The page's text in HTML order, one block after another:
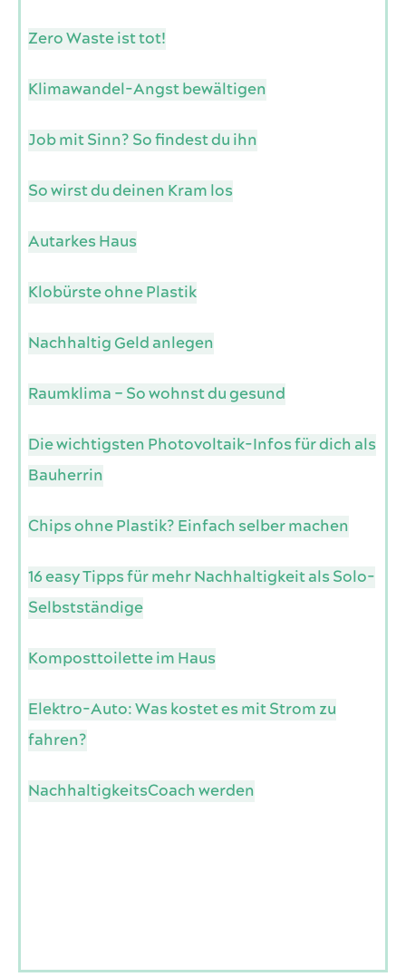
Zero Waste ist tot!
Klimawandel-Angst bewältigen
Job mit Sinn? So findest du ihn
So wirst du deinen Kram los
Autarkes Haus
Klobürste ohne Plastik
Nachhaltig Geld anlegen
Raumklima – So wohnst du gesund
Die wichtigsten Photovoltaik-Infos für dich als
Bauherrin
Chips ohne Plastik? Einfach selber machen
16 easy Tipps für mehr Nachhaltigkeit als Solo-
Selbstständige
Komposttoilette im Haus
Elektro-Auto: Was kostet es mit Strom zu
fahren?
NachhaltigkeitsCoach werden